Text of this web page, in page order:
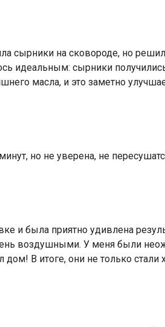
сырники на сковороде, но
идеальным: сырники
масла, и это заметно
но не уверена, не
и была приятно удивлена
воздушными. У меня были
В итоге, они не только